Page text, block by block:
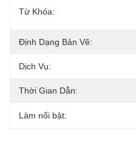
Từ Khóa:
Định Dạng Bản Vẽ:
Dịch Vụ:
Thời Gian Dẫn:
Làm nổi bật: